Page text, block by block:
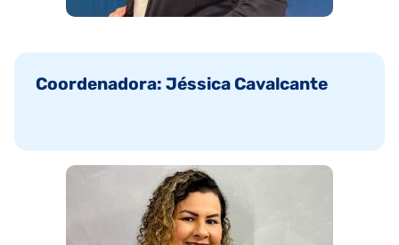
Coordenadora: Jéssica Cavalcante